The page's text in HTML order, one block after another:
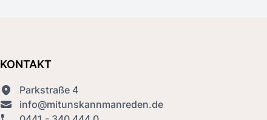
KONTAKT
Parkstraße 4
info@mitunskannmanreden.de